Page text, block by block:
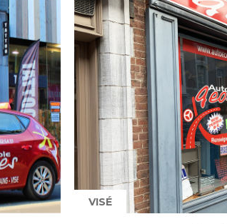
VISÉ